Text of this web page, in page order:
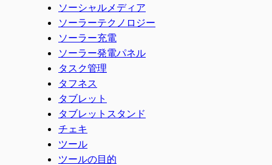
ソーシャルメディア
ソーラーテクノロジー
ソーラー充電
ソーラー発電パネル
タスク管理
タフネス
タブレット
タブレットスタンド
チェキ
ツール
ツールの目的